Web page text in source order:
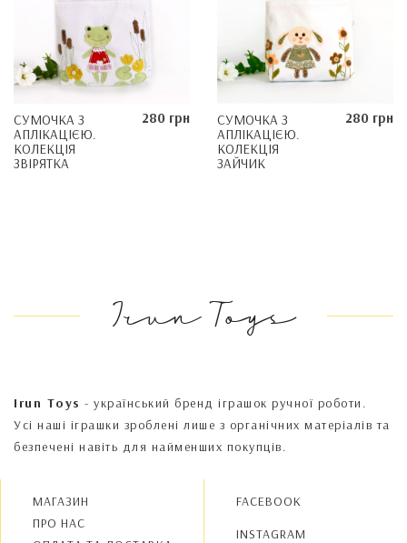
СУМОЧКА З
АПЛІКАЦІЄЮ.
KОЛЕКЦІЯ
ЗВІРЯТКА
280 грн
СУМОЧКА З
АПЛІКАЦІЄЮ.
KОЛЕКЦІЯ
ЗАЙЧИК
280 грн
Irun Toys
Irun Toys - український бренд іграшок ручної роботи.
Усі наші іграшки зроблені лише з органічних матеріалів та
безпечені навіть для найменших покупців.
МАГАЗИН
ПРО НАС
FACEBOOK
INSTAGRAM